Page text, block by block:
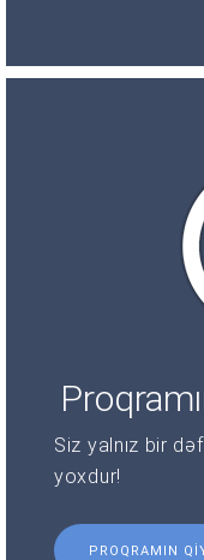
Siz yalnız bir
yoxdur!
PROQRAMIN